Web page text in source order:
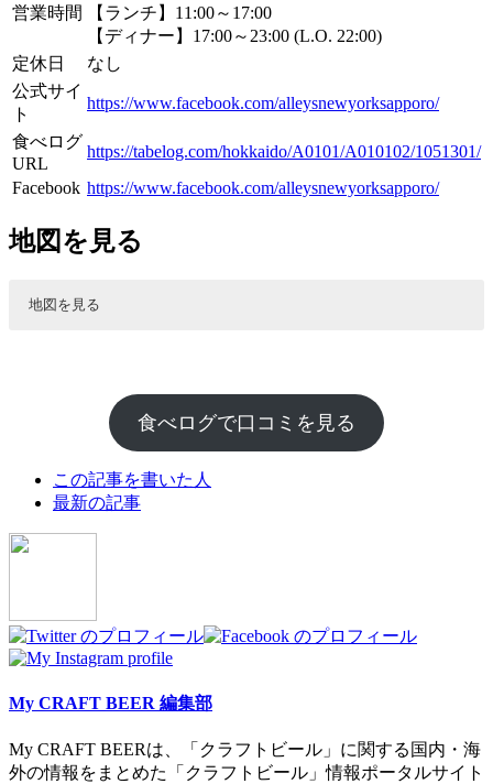
営業時間
【ランチ】11:00～17:00
【ディナー】17:00～23:00 (L.O. 22:00)
定休日
なし
公式サイ
ト
https://www.facebook.com/alleysnewyorksapporo/
食べログ
URL
https://tabelog.com/hokkaido/A0101/A010102/1051301/
Facebook https://www.facebook.com/alleysnewyorksapporo/
地図を見る
地図を見る
食べログで口コミを見る
following
tabs
change
この記事を書いた人
最新の記事
My CRAFT BEER 編集部
My CRAFT BEERは、「クラフトビール」に関する国内・海
外の情報をまとめた「クラフトビール」情報ポータルサイト